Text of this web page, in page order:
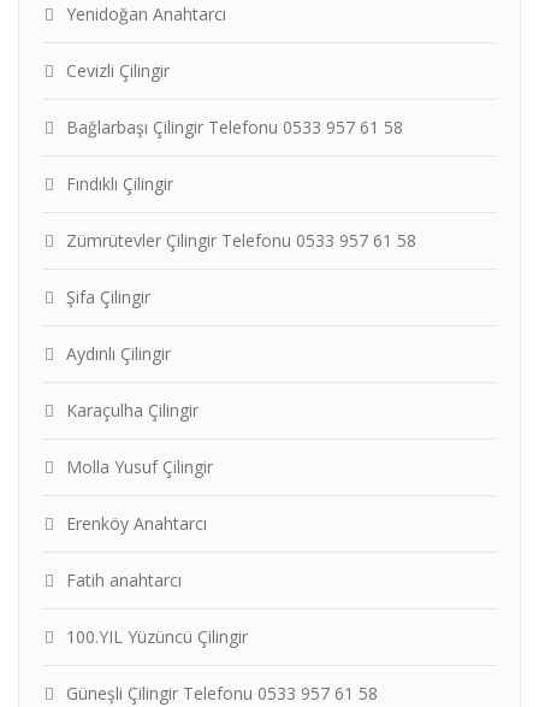
Yenidoğan Anahtarcı
Cevizli Çilingir
Bağlarbaşı Çilingir Telefonu 0533 957 61 58
Fındıklı Çilingir
Zümrütevler Çilingir Telefonu 0533 957 61 58
Şifa Çilingir
Aydınlı Çilingir
Karaçulha Çilingir
Molla Yusuf Çilingir
Erenköy Anahtarcı
Fatih anahtarcı
100.YIL Yüzüncü Çilingir
Güneşli Çilingir Telefonu 0533 957 61 58